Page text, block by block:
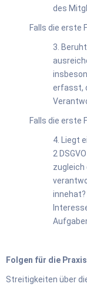
des
Falls die erste
3.
erfasst,
Falls die erste
4. Liegt
2
zugleich
Folgen für die Praxis
Streitigkeiten über